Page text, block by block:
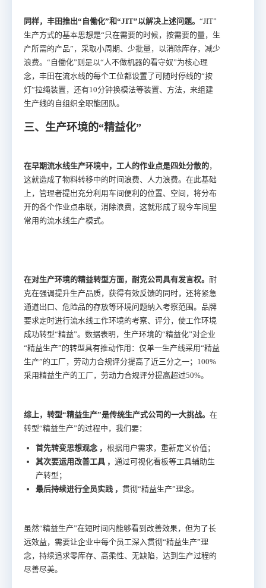
同样，丰田推出“自働化”和“JIT”以解决上述问题。 “JIT”
生产方式的基本思想是“只在需要的时候，按需要的量，生
产所需的产品”，采取小周期、少批量，以消除库存，减少
浪费。“自働化”则是以“人不做机器的看守奴”为核心理
念，丰田在流水线的每个工位都设置了可随时停线的“按
灯”拉绳装置，还有10分钟换模法等装置、方法，来组建
生产线的自组织全职能团队。
三、生产环境的“精益化”
在早期流水线生产环境中，工人的作业点是四处分散的，
这就造成了物料转移中的时间浪费、人力浪费。在此基础
上，管理者提出充分利用车间便利的位置、空间，将分布
开的各个作业点串联，消除浪费，这就形成了现今车间里
常用的流水线生产模式。
在对生产环境的精益转型方面，耐克公司具有发言权。 耐
克在强调提升生产品质，获得有效反馈的同时，还将紧急
通道出口、危险品的存放等环境问题纳入考察范围。品牌
要求定时进行流水线工作环境的考察、评分，使工作环境
成功转型“精益”。数据表明，生产环境的“精益化”对企业
“精益生产”的转型具有推动作用：仅单一生产线采用“精益
生产”的工厂，劳动力合规评分提高了近三分之一；100%
采用精益生产的工厂，劳动力合规评分提高超过50%。
综上，转型“精益生产”是传统生产式公司的一大挑战。 在
转型“精益生产”的过程中，我们要：
首先转变思想观念 ， 根据用户需求，重新定义价值；
其次要运用改善工具 ， 通过可视化看板等工具辅助生
产转型；
最后持续进行全员实践 ， 贯彻“精益生产”理念。
虽然“精益生产”在短时间内能够看到改善效果，但为了长
远效益，需要让企业中每个员工深入贯彻“精益生产”理
念，持续追求零库存、高柔性、无缺陷，达到生产过程的
尽善尽美。